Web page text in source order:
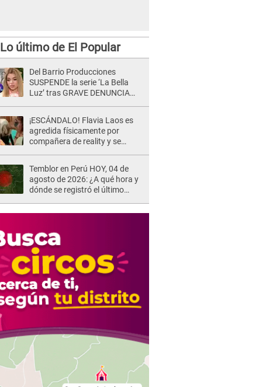
Lo último de El Popular
Del Barrio Producciones
SUSPENDE la serie ‘La Bella
Luz’ tras GRAVE DENUNCIA
Sánchez Chavesta: "No
podemos..."
¡ESCÁNDALO! Flavia Laos es
agredida físicamente por
compañera de reality y se
Temblor en Perú HOY, 04 de
agosto de 2026: ¿A qué hora y
dónde se registró el último